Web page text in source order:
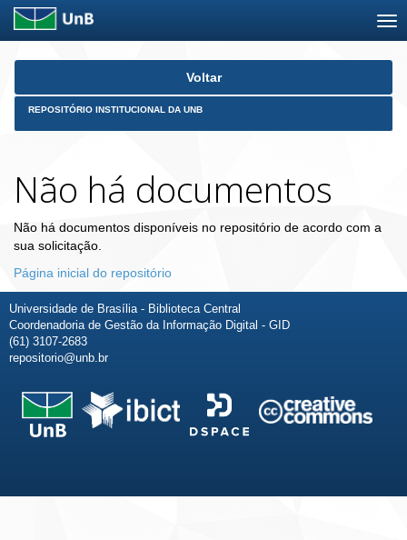
Skip
Voltar
REPOSITÓRIO INSTITUCIONAL DA UNB
Não há documentos
Não há documentos disponíveis no repositório de acordo com a
sua solicitação.
Página inicial do repositório
Universidade de Brasília - Biblioteca Central
Coordenadoria de Gestão da Informação Digital - GID
(61) 3107-2683
repositorio@unb.br